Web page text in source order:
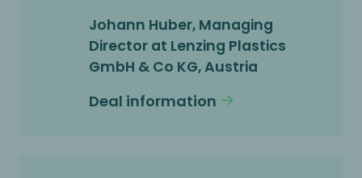
Johann Huber, Managing
Director at Lenzing Plastics
GmbH & Co KG, Austria
Deal information